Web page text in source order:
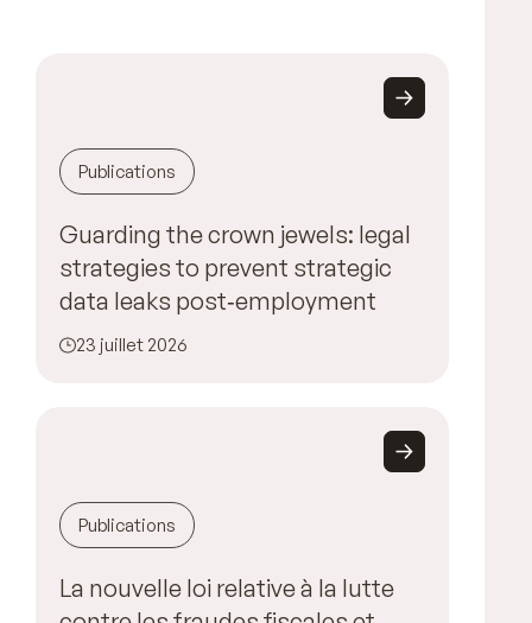
Publications
Guarding the crown jewels: legal
strategies to prevent strategic
data leaks post‑employment
23 juillet 2026
Publications
La nouvelle loi relative à la lutte